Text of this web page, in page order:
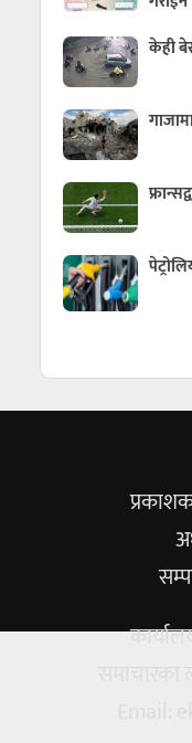
केही
प्रकाशक